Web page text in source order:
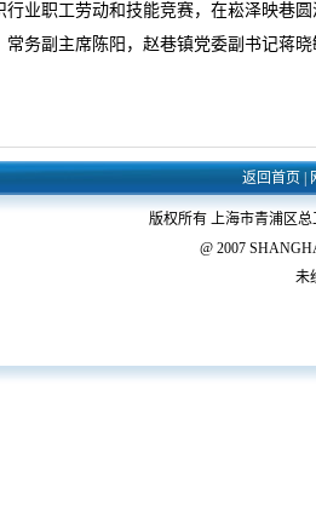
行业职工劳动和技能竞赛，在崧泽映巷
常务副主席陈阳，赵巷镇党委副书记蒋
返回首页
版权所有 上海市青浦区
@ 2007
未